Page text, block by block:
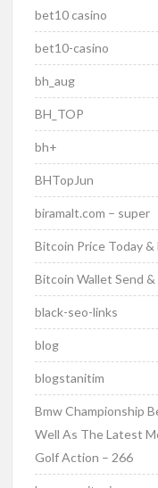
bet10 casino
bet10-casino
bh_aug
BH_TOP
bh+
BHTopJun
biramalt.com – super
Bitcoin Price Today
Bitcoin Wallet Send
black-seo-links
blog
blogstanitim
Bmw Championship
Well As The Latest
Golf Action – 266